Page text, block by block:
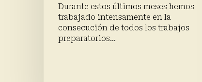
Durante estos últimos meses hemos
trabajado intensamente en la
consecución de todos los trabajos
preparatorios…